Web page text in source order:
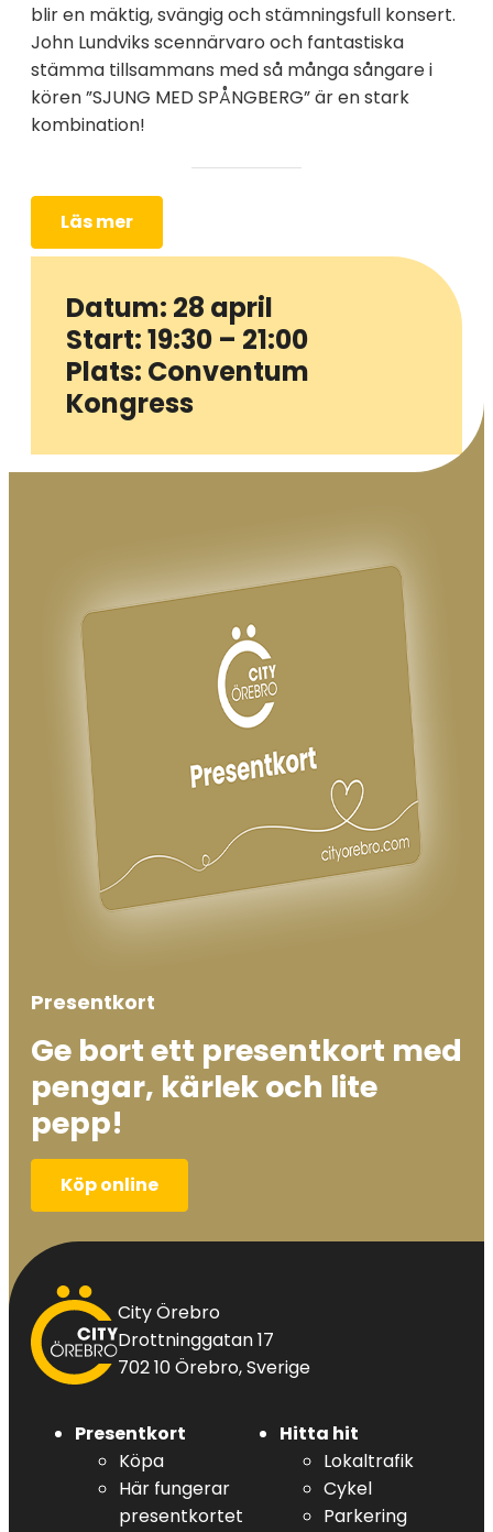
blir en mäktig, svängig och stämningsfull konsert.
John Lundviks scennärvaro och fantastiska
stämma tillsammans med så många sångare i
kören ”SJUNG MED SPÅNGBERG” är en stark
kombination!
Läs mer
Datum: 28 april
Start: 19:30 – 21:00
Plats: Conventum
Kongress
Presentkort
Ge bort ett presentkort med
pengar, kärlek och lite
pepp!
Köp online
City
Örebro
City Örebro
Drottninggatan 17
702 10 Örebro, Sverige
Presentkort
Köpa
Här fungerar
presentkortet
Hitta hit
Lokaltrafik
Cykel
Parkering